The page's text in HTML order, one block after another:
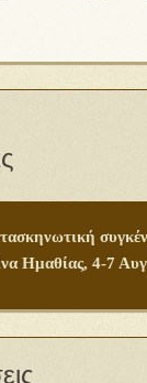
Ημαθίας, 4-7